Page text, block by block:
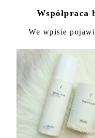
Współpraca
We wpisie